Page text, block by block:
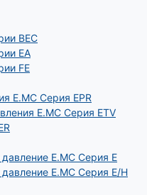
BEC
EA
FE
E.MC Серия EPR
E.MC Серия ETV
E.MC Серия E
E.MC Серия E/H